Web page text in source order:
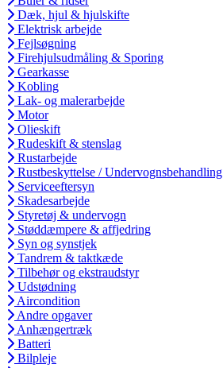
Dæk, hjul & hjulskifte
Elektrisk arbejde
Fejlsøgning
Firehjulsudmåling & Sporing
Gearkasse
Kobling
Lak- og malerarbejde
Motor
Olieskift
Rudeskift & stenslag
Rustarbejde
Rustbeskyttelse / Undervognsbehandling
Serviceeftersyn
Skadesarbejde
Styretøj & undervogn
Støddæmpere & affjedring
Syn og synstjek
Tandrem & taktkæde
Tilbehør og ekstraudstyr
Udstødning
Aircondition
Andre opgaver
Anhængertræk
Batteri
Bilpleje